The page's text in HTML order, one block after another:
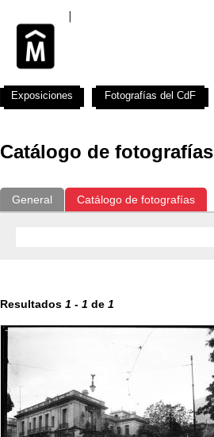
Catálogo de fotografías
General Catálogo de fotografías
Resultados 1 - 1 de 1
Exposiciones Fotografías del CdF